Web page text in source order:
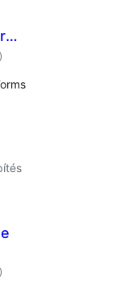
értékelés
összesen
)
értékelés
összesen
)